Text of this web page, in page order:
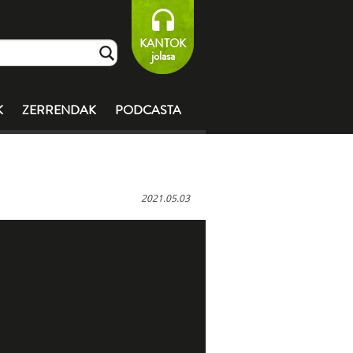
KANTOK
jolasa
ZERRENDAK PODCASTA
2021.05.03